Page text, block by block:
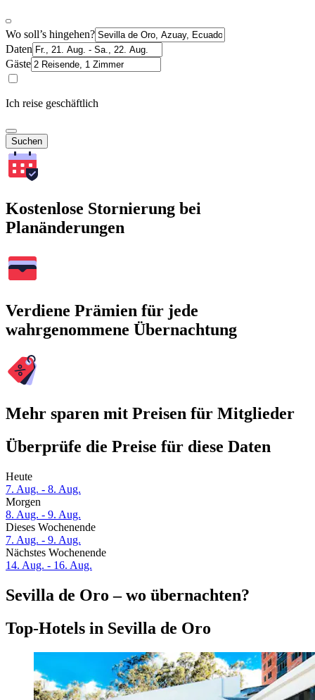
Wo soll’s hingehen?
Daten
Gäste
Ich reise geschäftlich
Suchen
Kostenlose Stornierung bei
Planänderungen
Verdiene Prämien für jede
wahrgenommene Übernachtung
Mehr sparen mit Preisen für Mitglieder
Überprüfe die Preise für diese Daten
Heute
7. Aug. - 8. Aug.
Morgen
8. Aug. - 9. Aug.
Dieses Wochenende
7. Aug. - 9. Aug.
Nächstes Wochenende
14. Aug. - 16. Aug.
Sevilla de Oro – wo übernachten?
Top-Hotels in Sevilla de Oro